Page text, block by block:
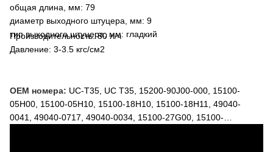
общая длина, мм: 79
диаметр выходного штуцера, мм: 9
тип выходного штуцера, мм: гладкий
Производительность: 80 л/ч
Давление: 3-3.5 кгс/см2
OEM номера: UC-T35, UC T35, 15200-90J00-000, 15100-
05H00, 15100-05H10, 15100-18H10, 15100-18H11, 49040-
0041, 49040-0717, 49040-0034, 15100-27G00, 15100-